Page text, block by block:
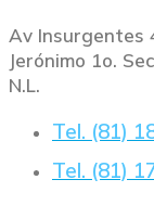
Av Insurgentes
Jerónimo 1o.
N.L.
Tel. (81)
Tel. (81)